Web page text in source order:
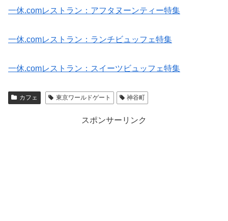
一休.comレストラン：アフタヌーンティー特集
一休.comレストラン：ランチビュッフェ特集
一休.comレストラン：スイーツビュッフェ特集
カフェ 東京ワールドゲート 神谷町
スポンサーリンク